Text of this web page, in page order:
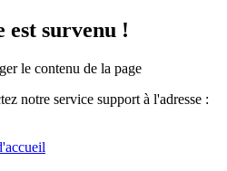
est survenu !
le contenu de la page
notre service support à l'adresse :